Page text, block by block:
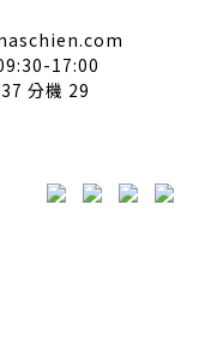
17:00
分機 29